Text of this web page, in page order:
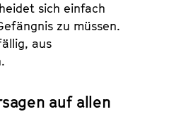
sich einfach
zu müssen.
aus
auf allen